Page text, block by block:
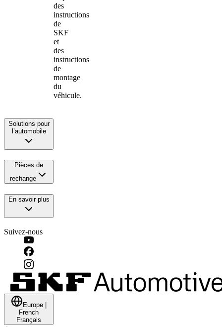
des
instructions
de
SKF
et
des
instructions
de
montage
du
véhicule.
Solutions pour
l’automobile
Pièces de
rechange
En savoir plus
Suivez-nous
Europe
French
Français